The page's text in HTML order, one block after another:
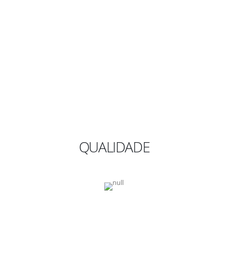
QUALIDADE